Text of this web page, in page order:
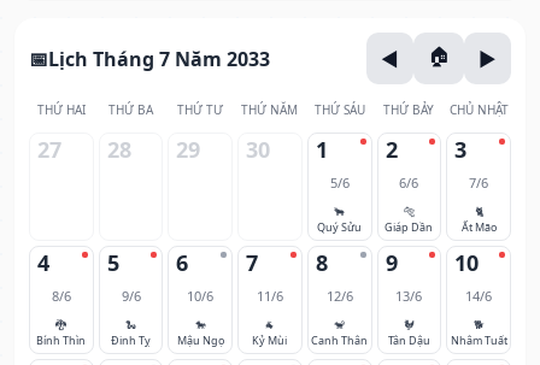
Lịch Tháng 7 Năm 2033
THỨ HAI THỨ BA THỨ TƯ THỨ NĂM THỨ SÁU THỨ BẢY CHỦ NHẬT
27 28 29 30 1
5/6
🐂
Quý Sửu
2
6/6
🐅
Giáp Dần
3
7/6
🐈
Ất Mão
4
8/6
🐉
Bính Thìn
5
9/6
🐍
Đinh Tỵ
6
10/6
🐎
Mậu Ngọ
7
11/6
🐐
Kỷ Mùi
8
12/6
🐒
Canh Thân
9
13/6
🐓
Tân Dậu
10
14/6
🐕
Nhâm Tuất